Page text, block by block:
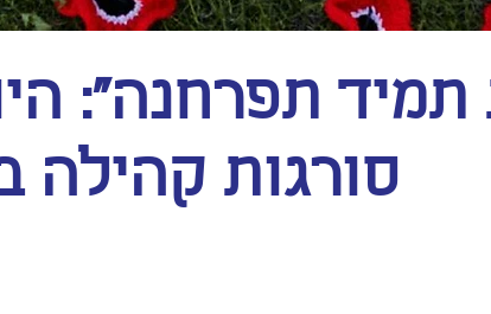
תמיד תפרחנה":
סורגות קהילה